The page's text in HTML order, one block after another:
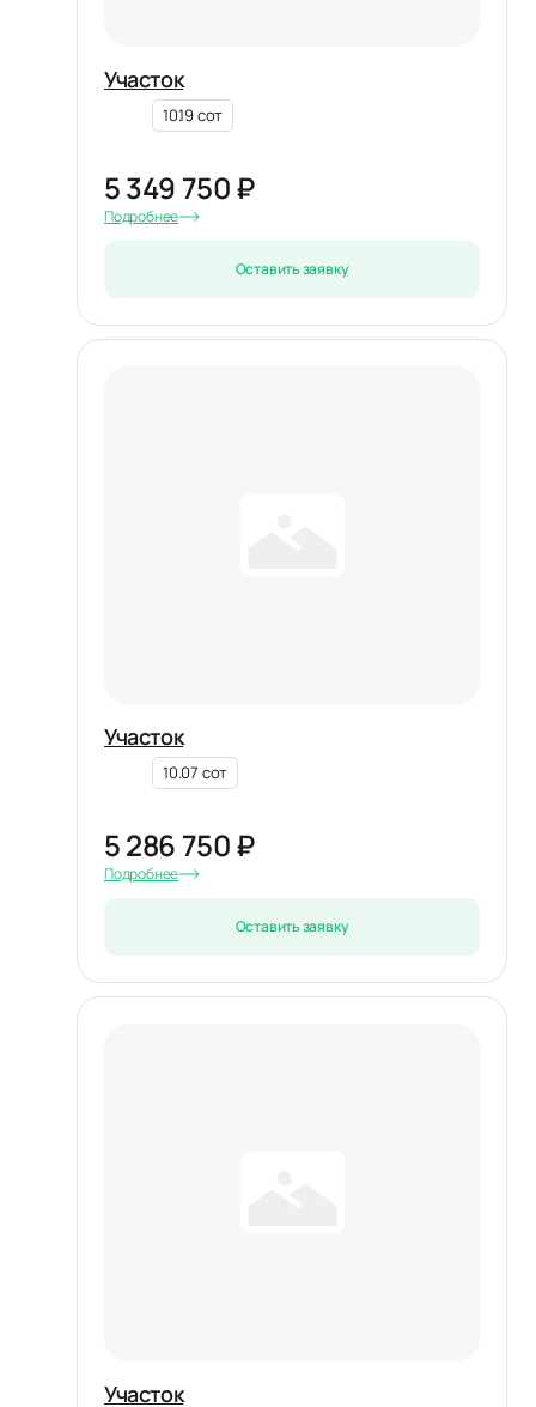
Участок
10.19 сот
5 349 750 ₽
Подробнее
Оставить заявку
Участок
10.07 сот
5 286 750 ₽
Подробнее
Оставить заявку
Участок